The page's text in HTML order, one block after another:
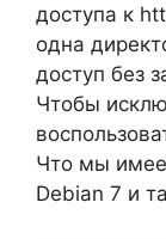
доступа к
одна
доступ без
Чтобы
Что мы
Debian 7 и